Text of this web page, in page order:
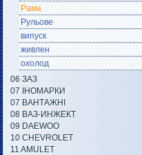
Рама
Рульове
випуск
живлен
охолод
06 ЗАЗ
07 ІНОМАРКИ
07 ВАНТАЖНІ
08 ВАЗ-ИНЖЕКТ
09 DAEWOO
10 CHEVROLET
11 AMULET